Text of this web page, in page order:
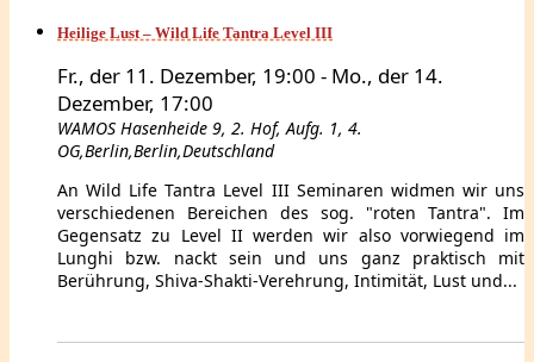
Heilige Lust – Wild Life Tantra Level III
Fr., der 11. Dezember, 19:00 - Mo., der 14.
Dezember, 17:00
WAMOS Hasenheide 9, 2. Hof, Aufg. 1, 4.
OG,Berlin,Berlin,Deutschland
An Wild Life Tantra Level III Seminaren widmen wir uns
verschiedenen Bereichen des sog. "roten Tantra". Im
Gegensatz zu Level II werden wir also vorwiegend im
Lunghi bzw. nackt sein und uns ganz praktisch mit
Berührung, Shiva-Shakti-Verehrung, Intimität, Lust und...